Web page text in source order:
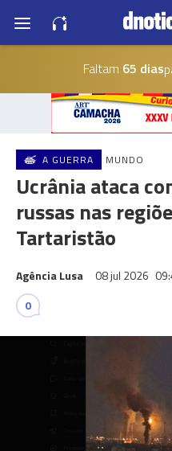
Faltam 65 dias
A GUERRA MUNDO
Ucrânia ataca
russas nas
Tartaristão
Agência Lusa 08 jul 2026
0